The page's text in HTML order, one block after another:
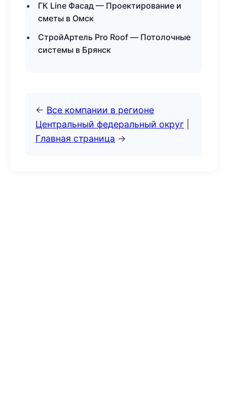
ГК Line Фасад — Проектирование и
сметы в Омск
СтройАртель Pro Roof — Потолочные
системы в Брянск
← Все компании в регионе
Центральный федеральный округ
Главная страница →